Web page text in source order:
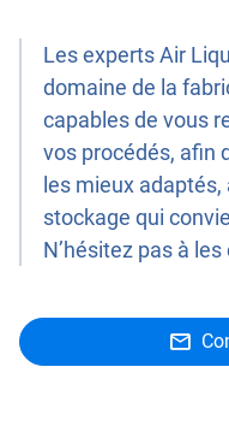
Les experts Air
domaine de la
capables de vous
vos procédés, afin
les mieux
stockage qui
N’hésitez pas à